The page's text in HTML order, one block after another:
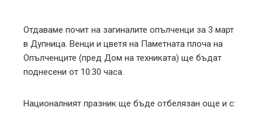
Отдаваме почит на загиналите опълченци за 3 март
в Дупница. Венци и цветя на Паметната плоча на
Опълченците (пред Дом на техниката) ще бъдат
поднесени от 10:30 часа.
Националният празник ще бъде отбелязан още и с: